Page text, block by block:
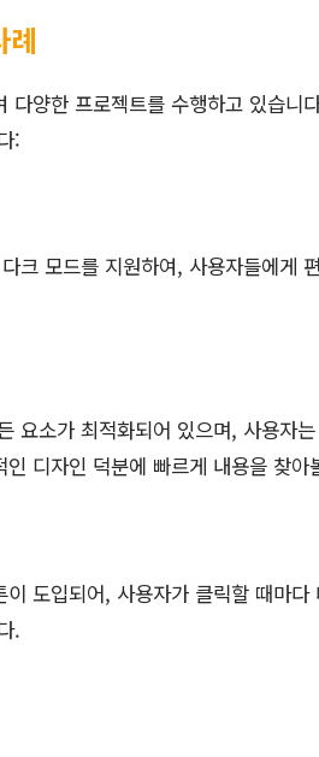
례
다양한 프로젝트를 수행하고 있습니
:
크 모드를 지원하여, 사용자들에게
요소가 최적화되어 있으며, 사용자
디자인 덕분에 빠르게 내용을 찾아
도입되어, 사용자가 클릭할 때마
.